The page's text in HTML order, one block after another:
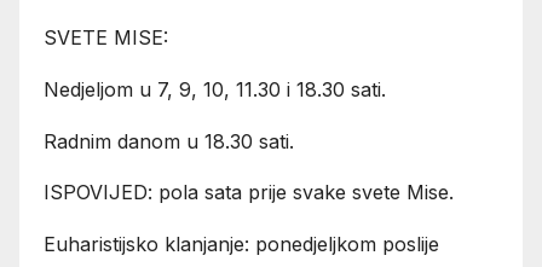
SVETE MISE:
Nedjeljom u 7, 9, 10, 11.30 i 18.30 sati.
Radnim danom u 18.30 sati.
ISPOVIJED: pola sata prije svake svete Mise.
Euharistijsko klanjanje: ponedjeljkom poslije